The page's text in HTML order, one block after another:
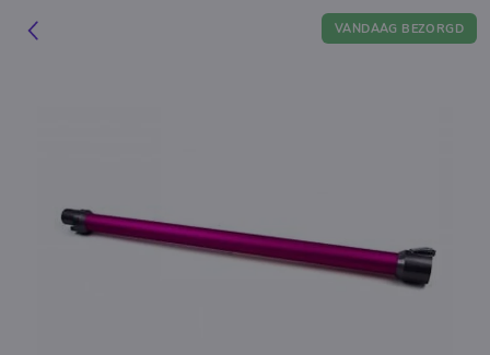
VANDAAG BEZORGD